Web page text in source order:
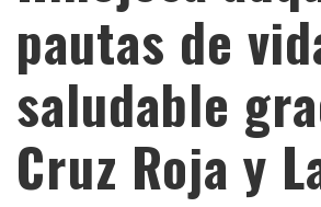
pautas de
saludable
Cruz Roja y